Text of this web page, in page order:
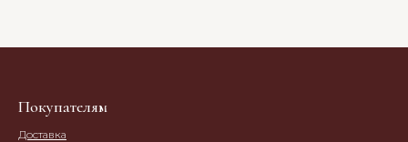
Покупателям
Доставка